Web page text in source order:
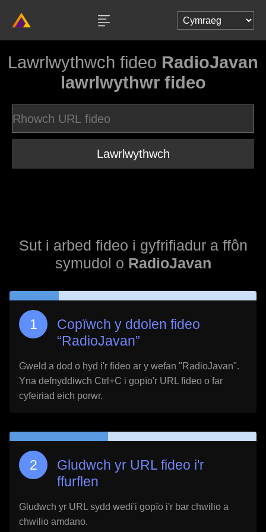
Lawrlwythwch fideo RadioJavan
lawrlwythwr fideo
Lawrlwythwch
Sut i arbed fideo i gyfrifiadur a ffôn
symudol o RadioJavan
Copïwch y ddolen fideo
“RadioJavan”
Gweld a dod o hyd i'r fideo ar y wefan "RadioJavan".
Yna defnyddiwch Ctrl+C i gopïo'r URL fideo o far
cyfeiriad eich porwr.
Gludwch yr URL fideo i'r
ffurflen
Gludwch yr URL sydd wedi'i gopïo i'r bar chwilio a
chwilio amdano.